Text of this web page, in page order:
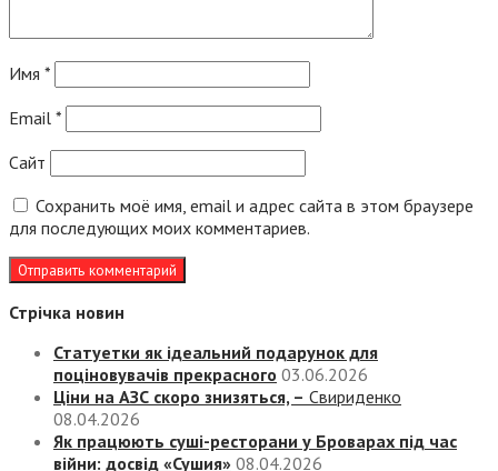
Имя *
Email *
Сайт
Сохранить моё имя, email и адрес сайта в этом браузере
для последующих моих комментариев.
Стрічка новин
Статуетки як ідеальний подарунок для
поціновувачів прекрасного 03.06.2026
Ціни на АЗС скоро знизяться, – Свириденко
08.04.2026
Як працюють суші-ресторани у Броварах під час
війни: досвід «Сушия» 08.04.2026